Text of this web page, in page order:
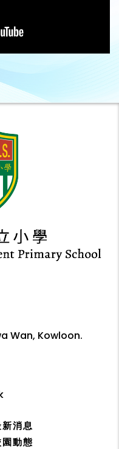
Wan, Kowloon.
消息
動態